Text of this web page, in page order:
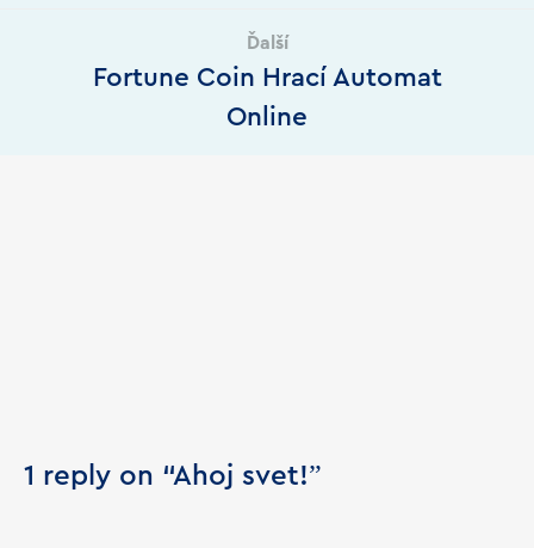
Ďalší
Fortune Coin Hrací Automat
Online
1 reply on “Ahoj svet!”